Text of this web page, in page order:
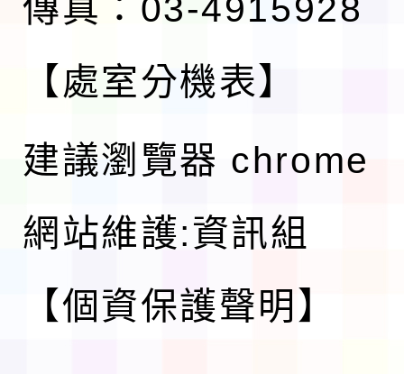
傳真：03-4915928
【處室分機表】
建議瀏覽器 chrome
網站維護:資訊組
【個資保護聲明】